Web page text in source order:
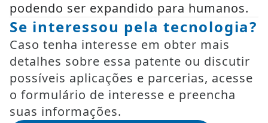
podendo ser expandido para humanos.
Se interessou pela tecnologia?
Caso tenha interesse em obter mais
detalhes sobre essa patente ou discutir
possíveis aplicações e parcerias, acesse
o formulário de interesse e preencha
suas informações.